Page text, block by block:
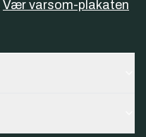
Vær varsom-plakaten